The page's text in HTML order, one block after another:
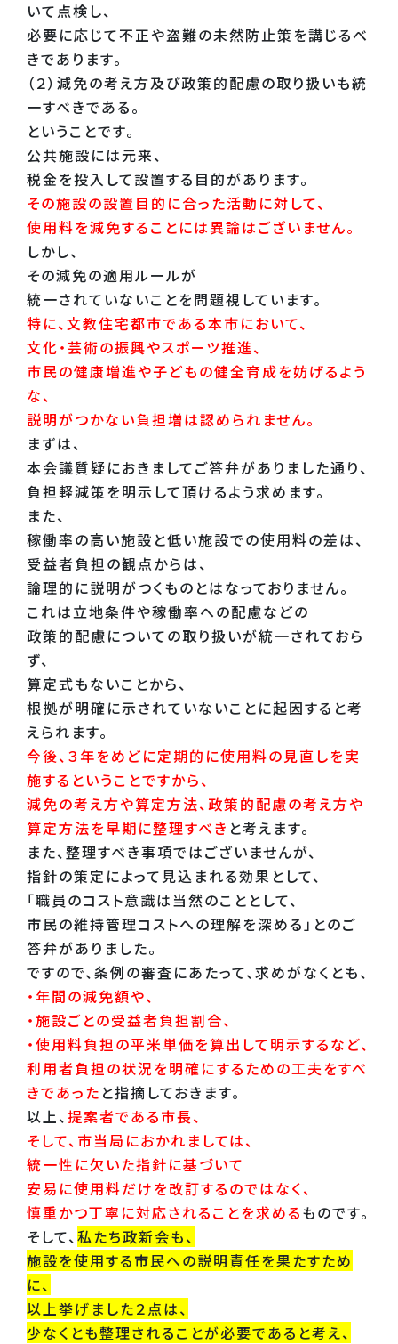
いて点検し、
必要に応じて不正や盗難の未然防止策を講じるべ
きであります。
（２）減免の考え方及び政策的配慮の取り扱いも統
一すべきである。
ということです。
公共施設には元来、
税金を投入して設置する目的があります。
その施設の設置目的に合った活動に対して、
使用料を減免することには異論はございません。
しかし、
その減免の適用ルールが
統一されていないことを問題視しています。
特に、文教住宅都市である本市において、
文化・芸術の振興やスポーツ推進、
市民の健康増進や子どもの健全育成を妨げるよう
な、
説明がつかない負担増は認められません。
まずは、
本会議質疑におきましてご答弁がありました通り、
負担軽減策を明示して頂けるよう求めます。
また、
稼働率の高い施設と低い施設での使用料の差は、
受益者負担の観点からは、
論理的に説明がつくものとはなっておりません。
これは立地条件や稼働率への配慮などの
政策的配慮についての取り扱いが統一されておら
ず、
算定式もないことから、
根拠が明確に示されていないことに起因すると考
えられます。
今後、３年をめどに定期的に使用料の見直しを実
施するということですから、
減免の考え方や算定方法、政策的配慮の考え方や
算定方法を早期に整理すべき と考えます。
また、整理すべき事項ではございませんが、
指針の策定によって見込まれる効果として、
「職員のコスト意識は当然のこととして、
市民の維持管理コストへの理解を深める」とのご
答弁がありました。
ですので、条例の審査にあたって、求めがなくとも、
・年間の減免額や、
・施設ごとの受益者負担割合、
・使用料負担の平米単価を算出して明示するなど、
利用者負担の状況を明確にするための工夫をすべ
きであった と指摘しておきます。
以上、 提案者である市長、
そして、市当局におかれましては、
統一性に欠いた指針に基づいて
安易に使用料だけを改訂するのではなく、
慎重かつ丁寧に対応されることを求めるものです。
そして、 私たち政新会も、
施設を使用する市民への説明責任を果たすため
に、
以上挙げました２点は、
少なくとも整理されることが必要であると考え、